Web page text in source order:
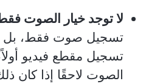
لا توجد خيار الصوت
تسجيل صوت فقط، بل
تسجيل مقطع فيديو
الصوت لاحقًا إذا كان